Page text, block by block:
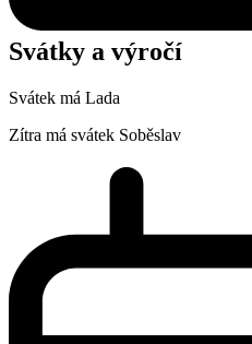
Svátky a výročí
Svátek má Lada
Zítra má svátek Soběslav